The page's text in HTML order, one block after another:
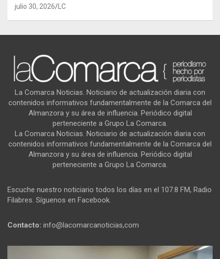
julio 30, 2026 LC
La Comarca Noticias. Noticiario de actualización diaria con
contenidos informativos fundamentalmente de la Comarca del
Almanzora y su área de influencia. Periódico digital
perteneciente a Grupo La Comarca.
La Comarca Noticias. Noticiario de actualización diaria con
contenidos informativos fundamentalmente de la Comarca del
Almanzora y su área de influencia. Periódico digital
perteneciente a Grupo La Comarca.
Escuche nuestro noticiario todos los días en el 107.8 FM, Radio
Filabres. Síguenos en Facebook.
Contacto: info@lacomarcanoticias,com